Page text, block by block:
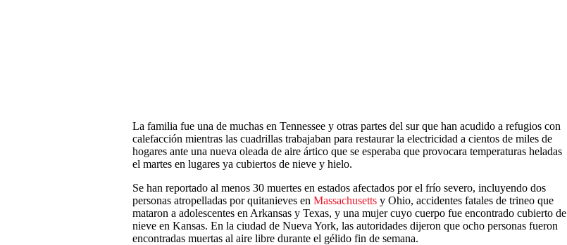
La familia fue una de muchas en Tennessee y otras partes del sur que han acudido a refugios con
calefacción mientras las cuadrillas trabajaban para restaurar la electricidad a cientos de miles de
hogares ante una nueva oleada de aire ártico que se esperaba que provocara temperaturas heladas
el martes en lugares ya cubiertos de nieve y hielo.
Se han reportado al menos 30 muertes en estados afectados por el frío severo, incluyendo dos
personas atropelladas por quitanieves en Massachusetts y Ohio, accidentes fatales de trineo que
mataron a adolescentes en Arkansas y Texas, y una mujer cuyo cuerpo fue encontrado cubierto de
nieve en Kansas. En la ciudad de Nueva York, las autoridades dijeron que ocho personas fueron
encontradas muertas al aire libre durante el gélido fin de semana.